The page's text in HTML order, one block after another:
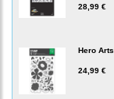
28,99 €
Hero
24,99 €